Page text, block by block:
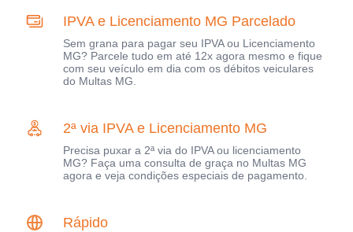
IPVA e Licenciamento MG Parcelado
Sem grana para pagar seu IPVA ou Licenciamento
MG? Parcele tudo em até 12x agora mesmo e fique
com seu veículo em dia com os débitos veiculares
do Multas MG.
2ª via IPVA e Licenciamento MG
Precisa puxar a 2ª via do IPVA ou licenciamento
MG? Faça uma consulta de graça no Multas MG
agora e veja condições especiais de pagamento.
Rápido